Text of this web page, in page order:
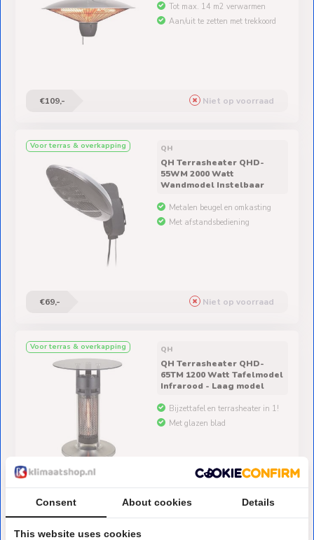
Tot max. 14 m2 verwarmen
Aan/uit te zetten met trekkoord
€109,- Niet op voorraad
Voor terras & overkapping QH
QH Terrasheater QHD-
55WM 2000 Watt
Wandmodel Instelbaar
Metalen beugel en omkasting
Met afstandsbediening
€69,- Niet op voorraad
Voor terras & overkapping QH
QH Terrasheater QHD-
65TM 1200 Watt Tafelmodel
Infrarood - Laag model
Bijzettafel en terrasheater in 1!
Met glazen blad
€149,- Niet op voorraad
Consent About cookies Details
This website uses cookies